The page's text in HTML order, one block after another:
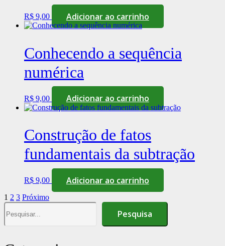
R$ 9,00 Adicionar ao carrinho
Conhecendo a sequência
numérica
R$ 9,00 Adicionar ao carrinho
Construção de fatos
fundamentais da subtração
R$ 9,00 Adicionar ao carrinho
Paginação
de
posts
1 2 3 Próximo
Pesquisa
Pesquisa